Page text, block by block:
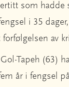
som hadde
i 35
av
Tapeh (63)
år i fengsel